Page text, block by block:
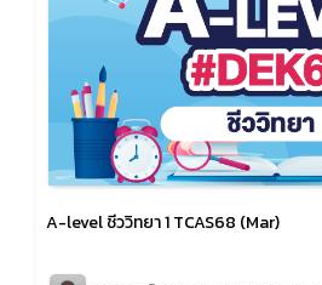
A-level ชีววิทยา 1 TCAS68 (Mar)